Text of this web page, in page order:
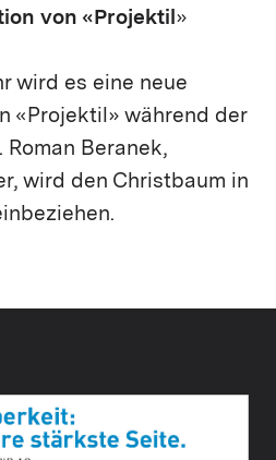
von «Projektil »
wird es eine neue
«Projektil» während der
Beranek,
wird den Christbaum in